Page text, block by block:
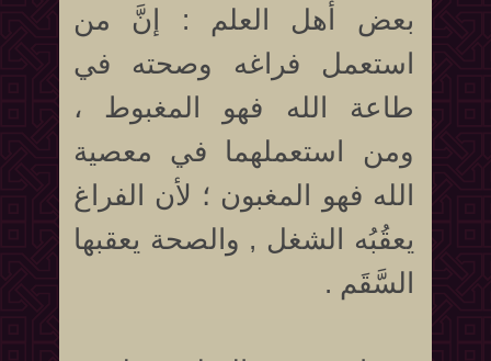
بعض أهل العلم : إنَّ من
استعمل فراغه وصحته في
طاعة الله فهو المغبوط ،
ومن استعملهما في معصية
الله فهو المغبون ؛ لأن الفراغ
يعقُبُه الشغل , والصحة يعقبها
السَّقَم .